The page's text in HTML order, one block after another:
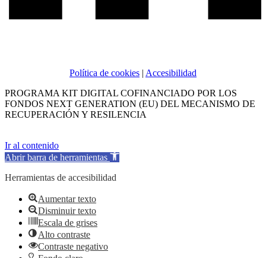
Política de cookies | Accesibilidad
PROGRAMA KIT DIGITAL COFINANCIADO POR LOS
FONDOS NEXT GENERATION (EU) DEL MECANISMO DE
RECUPERACIÓN Y RESILENCIA
Ir al contenido
Abrir barra de herramientas
Herramientas de accesibilidad
Aumentar texto
Disminuir texto
Escala de grises
Alto contraste
Contraste negativo